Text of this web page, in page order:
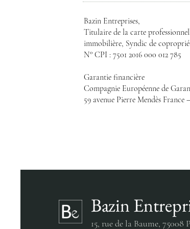
Bazin Entreprises,
Titulaire de la carte
immobilière, Syndic de
N° CPI : 7501 2016 000 012 785
Garantie financière
Compagnie Européenne de
59 avenue Pierre Mendès France
Bazin
15, rue de la Baume, 75008